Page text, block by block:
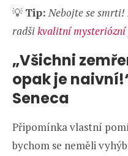
💡 Tip: Nebojte se smrti!
radšikvalitní
„Všichni
opak je
Seneca
Připomínka vlastní
bychom se neměli